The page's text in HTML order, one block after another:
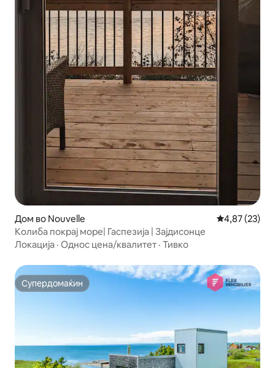
Дом во Nouvelle Просечна
4,87 (23)
Колиба покрај море| Гаспезија | Зајдисонце
Локација · Однос цена/квалитет · Тивко
Супердомаќин
Супердомаќин